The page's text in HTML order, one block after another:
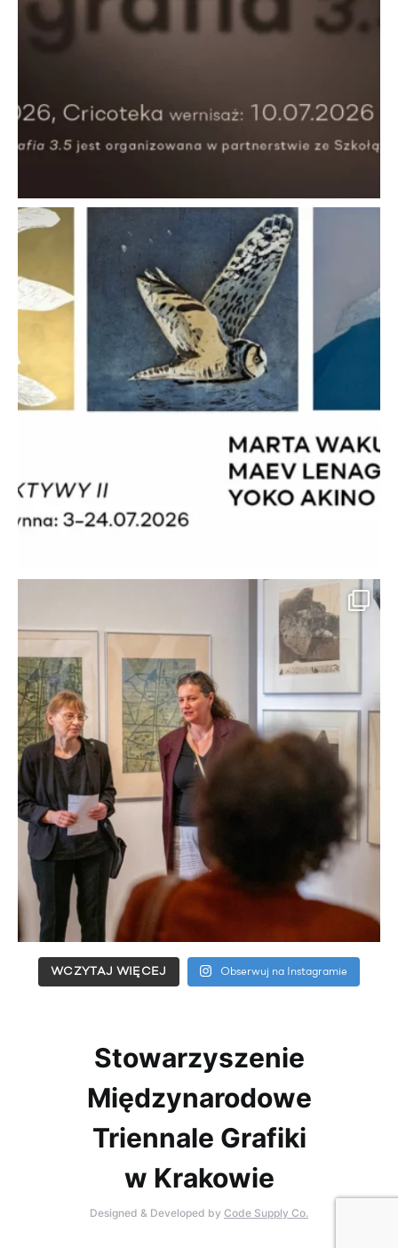
WCZYTAJ WIĘCEJ Obserwuj na Instagramie
Stowarzyszenie
Międzynarodowe
Triennale Grafiki
w Krakowie
Designed & Developed by Code Supply Co.